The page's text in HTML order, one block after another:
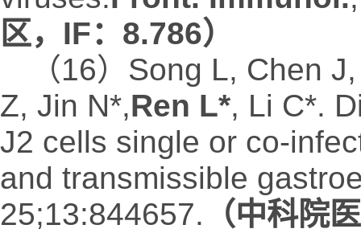
区，IF：8.786）
（16）Song L, Chen
Z, Jin N*,Ren L*, Li C*.
J2 cells single or co-
and transmissible
25;13:844657. （中科院